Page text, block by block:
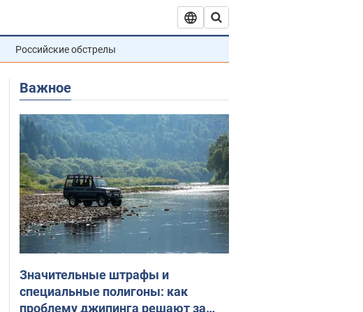
Российские обстрелы
Важное
Значительные штрафы и
специальные полигоны: как
проблему джипинга решают за